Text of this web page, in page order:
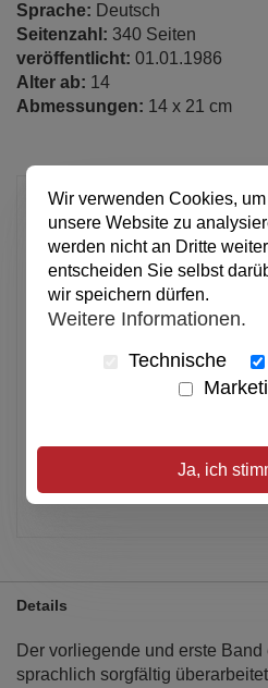
Sprache: Deutsch
Seitenzahl: 340 Seiten
veröffentlicht: 01.01.1986
Alter ab: 14
Abmessungen: 14 x 21 cm
Details
Der vorliegende und erste
sprachlich sorgfältig
Wir verwenden Cookies,
unsere Website zu
werden nicht an Dritte
entscheiden Sie selbst
wir speichern dürfen.
Weitere Informationen.
Technische
Ja, ich